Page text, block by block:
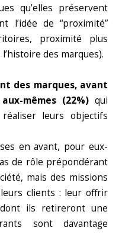
qu’elles préservent
l’idée de “proximité”
proximité plus
des marques).
des marques, avant
mêmes (22%)qui
leurs objectifs
en avant, pour eux-
de rôle prépondérant
mais des missions
clients : leur offrir
ils retireront une
sont davantage